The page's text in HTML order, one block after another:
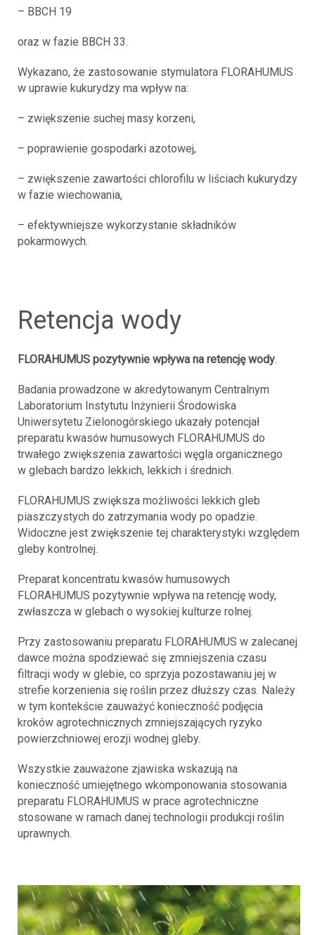
– BBCH 19
oraz w fazie BBCH 33.
Wykazano, że zastosowanie stymulatora FLORAHUMUS
w uprawie kukurydzy ma wpływ na:
– zwiększenie suchej masy korzeni,
– poprawienie gospodarki azotowej,
– zwiększenie zawartości chlorofilu w liściach kukurydzy
w fazie wiechowania,
– efektywniejsze wykorzystanie składników
pokarmowych.
retencja wody
FLORAHUMUS pozytywnie wpływa na retencję wody.
Badania prowadzone w akredytowanym Centralnym
Laboratorium Instytutu Inżynierii Środowiska
Uniwersytetu Zielonogórskiego ukazały potencjał
preparatu kwasów humusowych FLORAHUMUS do
trwałego zwiększenia zawartości węgla organicznego
w glebach bardzo lekkich, lekkich i średnich.
FLORAHUMUS zwiększa możliwości lekkich gleb
piaszczystych do zatrzymania wody po opadzie.
Widoczne jest zwiększenie tej charakterystyki względem
gleby kontrolnej.
Preparat koncentratu kwasów humusowych
FLORAHUMUS pozytywnie wpływa na retencję wody,
zwłaszcza w glebach o wysokiej kulturze rolnej.
Przy zastosowaniu preparatu FLORAHUMUS w zalecanej
dawce można spodziewać się zmniejszenia czasu
filtracji wody w glebie, co sprzyja pozostawaniu jej w
strefie korzenienia się roślin przez dłuższy czas. Należy
w tym kontekście zauważyć konieczność podjęcia
kroków agrotechnicznych zmniejszających ryzyko
powierzchniowej erozji wodnej gleby.
Wszystkie zauważone zjawiska wskazują na
konieczność umiejętnego wkomponowania stosowania
preparatu FLORAHUMUS w prace agrotechniczne
stosowane w ramach danej technologii produkcji roślin
uprawnych.